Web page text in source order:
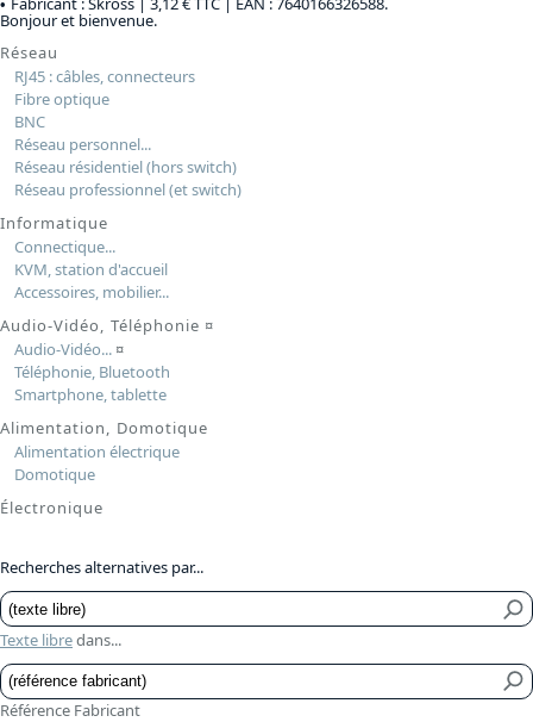
Bonjour et bienvenue.
Réseau
RJ45 : câbles, connecteurs
Fibre optique
BNC
Réseau personnel...
Réseau résidentiel (hors switch)
Réseau professionnel (et switch)
Informatique
Connectique...
KVM, station d'accueil
Accessoires, mobilier...
Audio-Vidéo, Téléphonie ¤
Audio-Vidéo...¤
Téléphonie, Bluetooth
Smartphone, tablette
Alimentation, Domotique
Alimentation électrique
Domotique
Électronique
Recherches alternatives par...
Texte libredans...
Référence Fabricant